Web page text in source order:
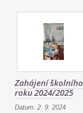
Zahájení školního
roku 2024/2025
Datum: 2. 9. 2024